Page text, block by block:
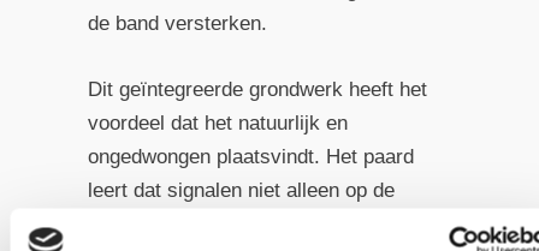
de band versterken.
Dit geïntegreerde grondwerk heeft het
voordeel dat het natuurlijk en
ongedwongen plaatsvindt. Het paard
leert dat signalen niet alleen op de